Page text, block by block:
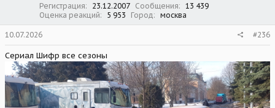
Регистрация 23.12.2007 Сообщения
13 439
Оценка реакций
5 953 Город москва
10.07.2026 #236
Сериал Шифр все сезоны